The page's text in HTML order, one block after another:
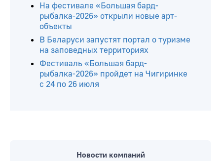
На фестивале «Большая бард-
рыбалка-2026» открыли новые арт-
объекты
В Беларуси запустят портал о туризме
на заповедных территориях
Фестиваль «Большая бард-
рыбалка-2026» пройдет на Чигиринке
с 24 по 26 июля
Новости компаний